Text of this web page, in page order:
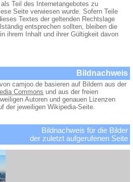
Teil des Internetangebotes zu
Seite verwiesen wurde. Sofern Teile
Textes der geltenden Rechtslage
entsprechen sollten, bleiben die
ihrem Inhalt und ihrer Gültigkeit davon
Bildnachweis
camjoo.de basieren auf Bildern aus der
Commons und aus der freien
Autoren und genauen Lizenzen
der jeweiligen Wikipedia-Seite.
Bildnachweis für die Bilder
der zuletzt aufgerufenen Seite